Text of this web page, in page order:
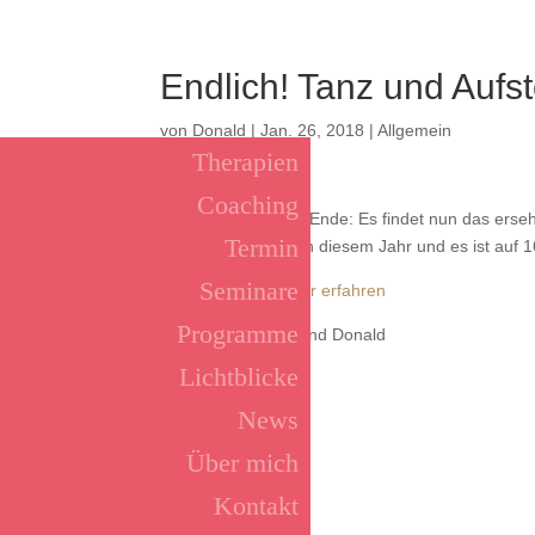
Therapien
Coaching
Termin
Seminare
Programme
Lichtblicke
News
Über mich
Kontakt
Endlich! Tanz und
von Donald |Jan. 26, 2018 |Allgemein
Das Warten hat ein Ende: Es findet nun das
Einzige dieser Art, in diesem Jahr und es ist auf
Hier kannst Du mehr erfahren
Alles Liebe Ceren und Donald